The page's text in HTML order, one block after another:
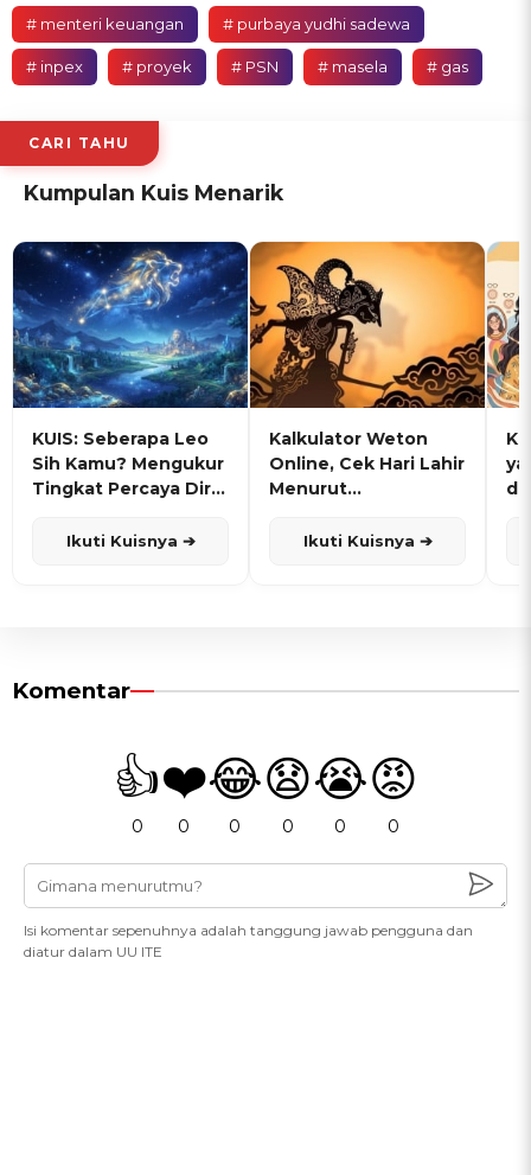
# menteri keuangan # purbaya yudhi sadewa
# inpex # proyek # PSN # masela # gas
CARI TAHU
Kumpulan Kuis Menarik
KUIS: Seberapa Leo
Sih Kamu? Mengukur
Tingkat Percaya Diri
Ikuti Kuisnya ➔
Kalkulator Weton
Online, Cek Hari Lahir
Menurut
Ikuti Kuisnya ➔
Komentar
👍
0
❤️
0
😂
0
😧
0
😭
0
😡
0
Isi komentar sepenuhnya adalah tanggung jawab pengguna dan
diatur dalam UU ITE